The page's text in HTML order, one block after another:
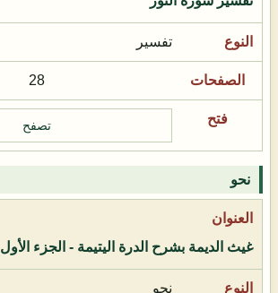
تفسير
28
تصفح
نحو
غيث الديمة بشرح الدرة اليتيمة - الجزء الأول
نحو